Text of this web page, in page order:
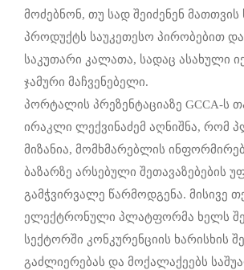
მოძებნონ, თუ სად შეიძენენ
პროდუქტს საუკეთესო პირობებით და
საკუთარი კალათა, სადაც ასახული
ჯამური მაჩვენებელი.
პორტალის პრეზენტაციაზე GCCA-ს
ირაკლი ლექვინაძემ აღნიშნა, რომ
მიზანია, მომხმარებლის
ბაზარზე არსებული შეთავაზებების
გამჭვირვალე წარმოდგენა. მისივე
ელექტრონული პლატფორმა ხელს
სექტორში კონკურენციის ხარისხის
გაძლიერებას და მოქალაქეებს